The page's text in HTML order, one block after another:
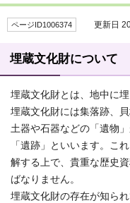
ページID1006374 更新日
埋蔵文化財について
埋蔵文化財とは、地中に
埋蔵文化財には集落跡、
土器や石器などの「遺物
「遺跡」といいます。こ
解する上で、貴重な歴史
ばなりません。
埋蔵文化財の存在が知ら